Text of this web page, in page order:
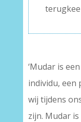
‘Mudar is
individu, een
wij tijdens
zijn. Mudar